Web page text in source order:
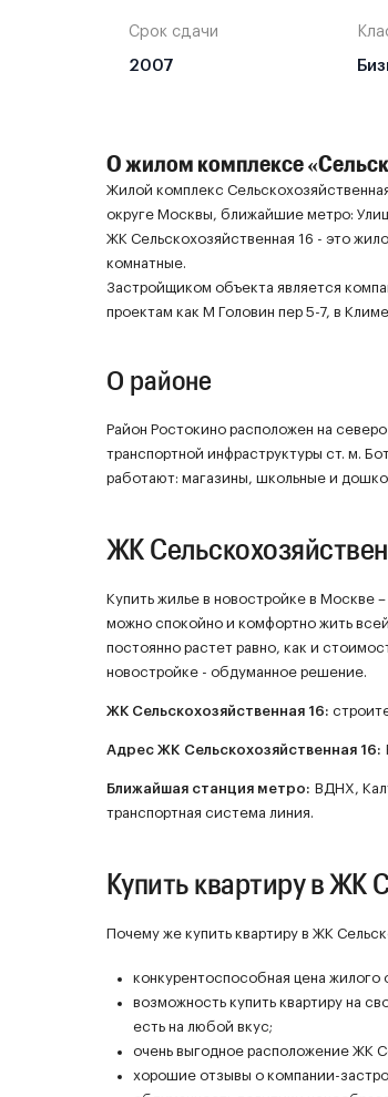
Срок сдачи
2007
О жилом комплексе
Жилой комплекс
округе Москвы, ближайшие метро:
ЖК Сельскохозяйственная 16 - это
комнатные.
Застройщиком объекта является
проектам как М Головин пер 5-7, в
О районе
Район Ростокино расположен на
транспортной инфраструктуры ст. м.
работают: магазины, школьные и
ЖК
Купить жилье в новостройке в Москве
можно спокойно и комфортно жить
постоянно растет равно, как и
новостройке - обдуманное решение.
ЖК Сельскохозяйственная 16:
Адрес ЖК Сельскохозяйственная 16:
Ближайшая станция метро: ВДНХ,
транспортная система линия.
Купить квартиру в ЖК
Почему же купить квартиру в ЖК
конкурентоспособная цена
возможность купить квартиру на
есть на любой вкус;
очень выгодное расположение ЖК
хорошие отзывы о компании-